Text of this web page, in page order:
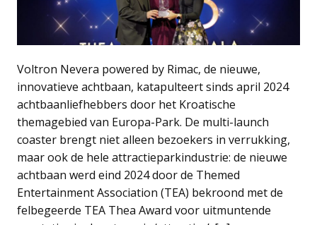
Voltron Nevera powered by Rimac, de nieuwe,
innovatieve achtbaan, katapulteert sinds april 2024
achtbaanliefhebbers door het Kroatische
themagebied van Europa-Park. De multi-launch
coaster brengt niet alleen bezoekers in verrukking,
maar ook de hele attractieparkindustrie: de nieuwe
achtbaan werd eind 2024 door de Themed
Entertainment Association (TEA) bekroond met de
felbegeerde TEA Thea Award voor uitmuntende